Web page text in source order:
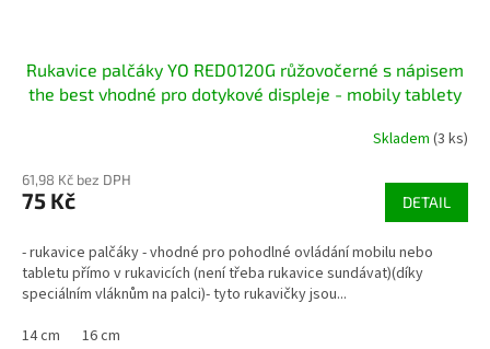
Rukavice palčáky YO RED0120G růžovočerné s nápisem
the best vhodné pro dotykové displeje - mobily tablety
Skladem (3 ks)
61,98 Kč bez DPH
75 Kč DETAIL
- rukavice palčáky - vhodné pro pohodlné ovládání mobilu nebo
tabletu přímo v rukavicích (není třeba rukavice sundávat)(díky
speciálním vláknům na palci)- tyto rukavičky jsou...
14 cm
16 cm